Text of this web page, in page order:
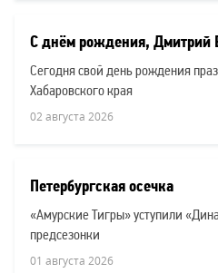
С днём рождения, Дмитрий
Сегодня свой день рождения
Хабаровского края
02 августа 2026
Петербургская осечка
«Амурские Тигры» уступили
предсезонки
01 августа 2026